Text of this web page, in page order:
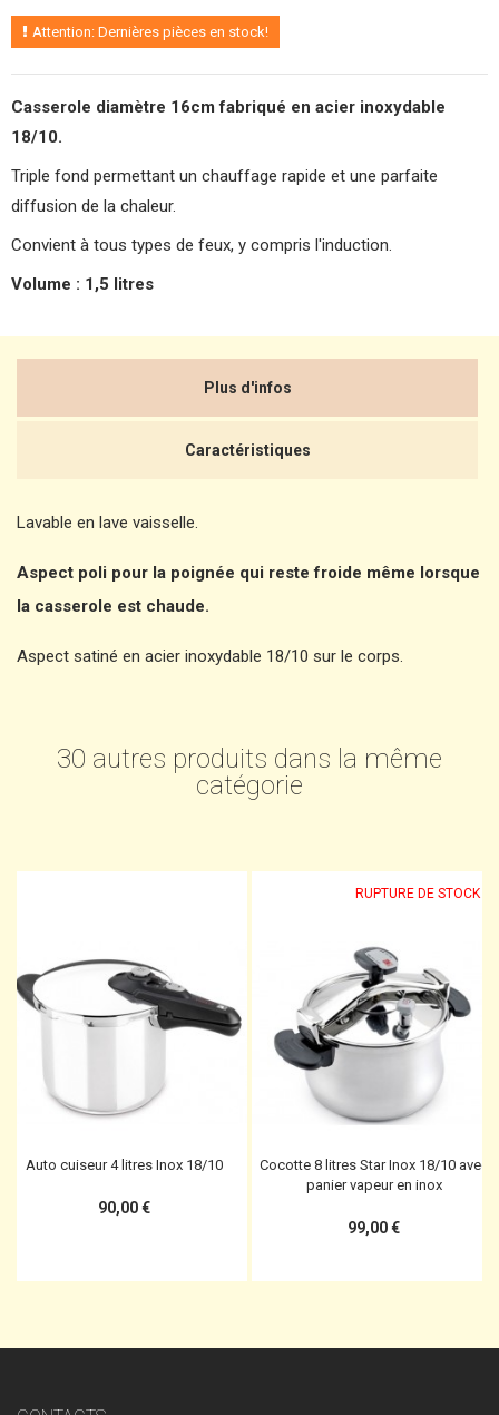
Attention: Dernières pièces en stock!
Casserole diamètre 16cm fabriqué en acier inoxydable
18/10.
Triple fond permettant un chauffage rapide et une parfaite
diffusion de la chaleur.
Convient à tous types de feux, y compris l'induction.
Volume : 1,5 litres
Plus d'infos
Caractéristiques
Lavable en lave vaisselle.
Aspect poli pour la poignée qui reste froide même lorsque
la casserole est chaude.
Aspect satiné en acier inoxydable 18/10 sur le corps.
30 autres produits dans la même
catégorie
Auto cuiseur 4 litres Inox 18/10
90,00 €
RUPTURE DE STOCK
Cocotte 8 litres Star Inox 18/10 avec
panier vapeur en inox
99,00 €